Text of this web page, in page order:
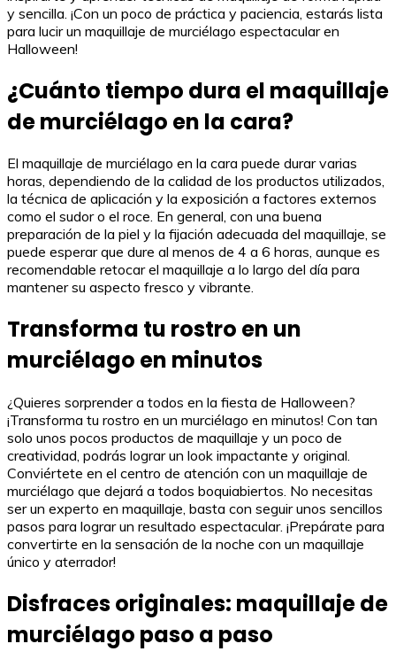
y sencilla. ¡Con un poco de práctica y paciencia, estarás lista
para lucir un maquillaje de murciélago espectacular en
Halloween!
¿Cuánto tiempo dura el maquillaje
de murciélago en la cara?
El maquillaje de murciélago en la cara puede durar varias
horas, dependiendo de la calidad de los productos utilizados,
la técnica de aplicación y la exposición a factores externos
como el sudor o el roce. En general, con una buena
preparación de la piel y la fijación adecuada del maquillaje, se
puede esperar que dure al menos de 4 a 6 horas, aunque es
recomendable retocar el maquillaje a lo largo del día para
mantener su aspecto fresco y vibrante.
Transforma tu rostro en un
murciélago en minutos
¿Quieres sorprender a todos en la fiesta de Halloween?
¡Transforma tu rostro en un murciélago en minutos! Con tan
solo unos pocos productos de maquillaje y un poco de
creatividad, podrás lograr un look impactante y original.
Conviértete en el centro de atención con un maquillaje de
murciélago que dejará a todos boquiabiertos. No necesitas
ser un experto en maquillaje, basta con seguir unos sencillos
pasos para lograr un resultado espectacular. ¡Prepárate para
convertirte en la sensación de la noche con un maquillaje
único y aterrador!
Disfraces originales: maquillaje de
murciélago paso a paso